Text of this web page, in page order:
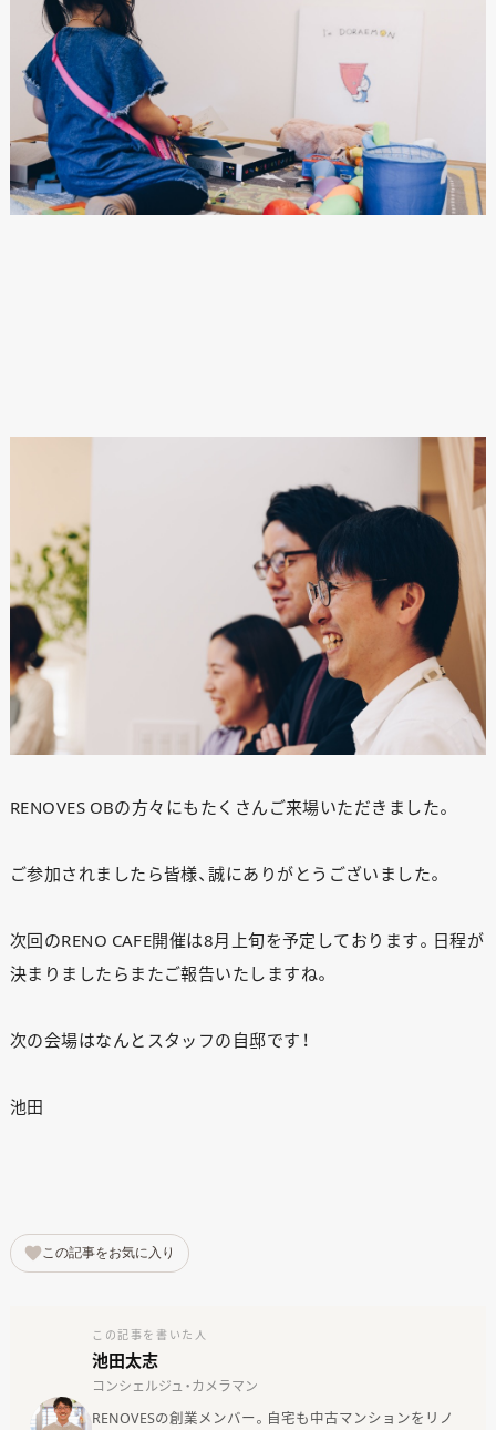
RENOVES OBの方々にもたくさんご来場いただきました。
ご参加されましたら皆様、誠にありがとうございました。
次回のRENO CAFE開催は8月上旬を予定しております。日程が
決まりましたらまたご報告いたしますね。
次の会場はなんとスタッフの自邸です！
池田
この記事をお気に入り
この記事を書いた人
池田太志
コンシェルジュ・カメラマン
RENOVESの創業メンバー。自宅も中古マンションをリノ